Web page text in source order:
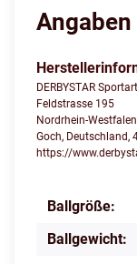
DERBYSTAR
Feldstrasse 195
Nordrhein-Westfalen
Goch, Deutschland,
https://
Wert
Ballgröße:
Ballgewicht: